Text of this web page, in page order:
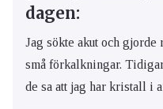
dagen:
Jag sökte akut och gjorde
små förkalkningar.
de sa att jag har kristall i